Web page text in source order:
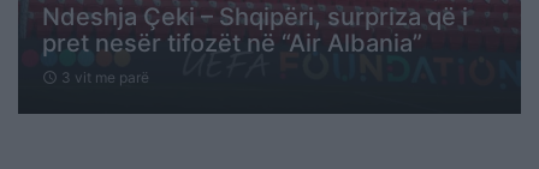
Ndeshja Çeki – Shqipëri, surpriza që i
pret nesër tifozët në “Air Albania”
schedule 3 vit me parë